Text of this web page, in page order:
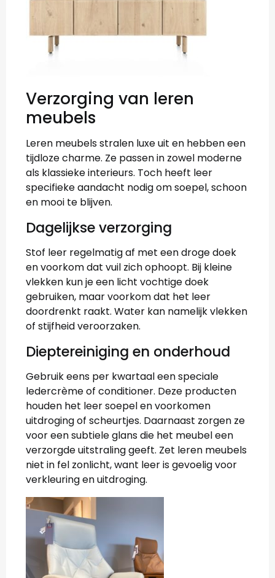
Verzorging van leren
meubels
Leren meubels stralen luxe uit en hebben een
tijdloze charme. Ze passen in zowel moderne
als klassieke interieurs. Toch heeft leer
specifieke aandacht nodig om soepel, schoon
en mooi te blijven.
Dagelijkse verzorging
Stof leer regelmatig af met een droge doek
en voorkom dat vuil zich ophoopt. Bij kleine
vlekken kun je een licht vochtige doek
gebruiken, maar voorkom dat het leer
doordrenkt raakt. Water kan namelijk vlekken
of stijfheid veroorzaken.
Dieptereiniging en onderhoud
Gebruik eens per kwartaal een speciale
ledercrème of conditioner. Deze producten
houden het leer soepel en voorkomen
uitdroging of scheurtjes. Daarnaast zorgen ze
voor een subtiele glans die het meubel een
verzorgde uitstraling geeft. Zet leren meubels
niet in fel zonlicht, want leer is gevoelig voor
verkleuring en uitdroging.